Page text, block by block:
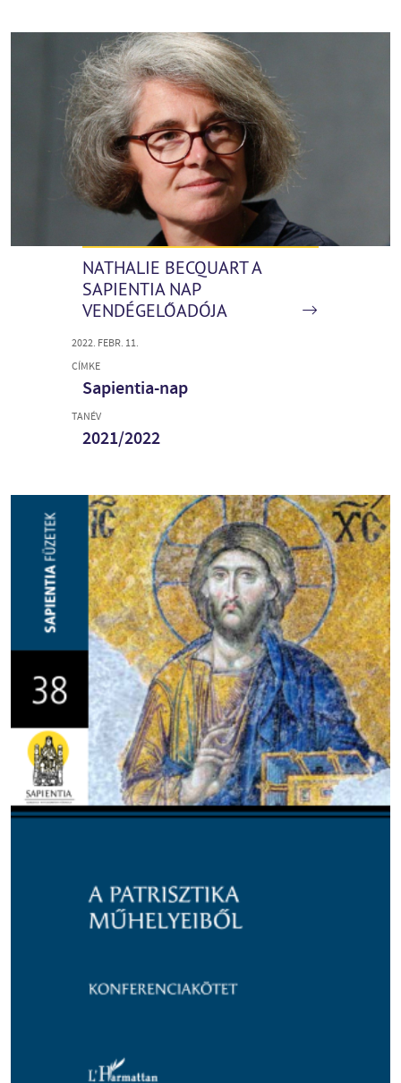
NATHALIE BECQUART A
SAPIENTIA NAP
VENDÉGELŐADÓJA
2022. FEBR. 11.
CÍMKE
Sapientia-nap
TANÉV
2021/2022